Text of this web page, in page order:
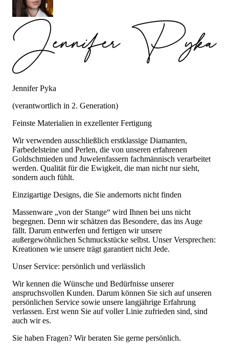
Jennifer Pyka
(verantwortlich in 2. Generation)
Feinste Materialien in exzellenter Fertigung
Wir verwenden ausschließlich erstklassige Diamanten,
Farbedelsteine und Perlen, die von unseren erfahrenen
Goldschmieden und Juwelenfassern fachmännisch verarbeitet
werden. Qualität für die Ewigkeit, die man nicht nur sieht,
sondern auch fühlt.
Einzigartige Designs, die Sie andernorts nicht finden
Massenware „von der Stange“ wird Ihnen bei uns nicht
begegnen. Denn wir schätzen das Besondere, das ins Auge
fällt. Darum entwerfen und fertigen wir unsere
außergewöhnlichen Schmuckstücke selbst. Unser Versprechen:
Kreationen wie unsere trägt garantiert nicht Jede.
Unser Service: persönlich und verlässlich
Wir kennen die Wünsche und Bedürfnisse unserer
anspruchsvollen Kunden. Darum können Sie sich auf unseren
persönlichen Service sowie unsere langjährige Erfahrung
verlassen. Erst wenn Sie auf voller Linie zufrieden sind, sind
auch wir es.
Sie haben Fragen? Wir beraten Sie gerne persönlich.